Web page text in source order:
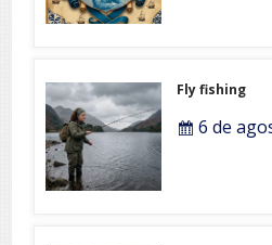
Fly fishing
6 de